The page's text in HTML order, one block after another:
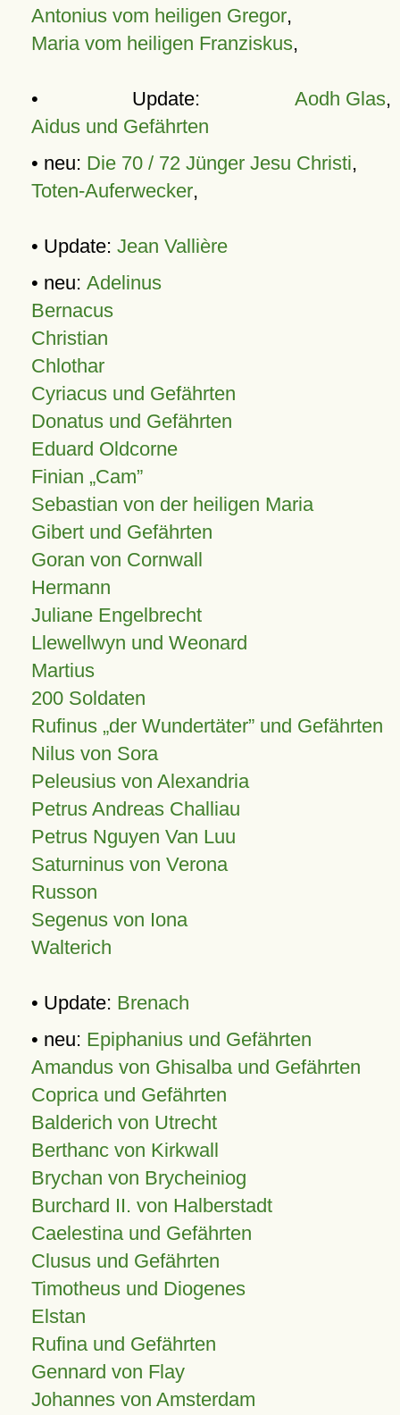
Antonius vom heiligen Gregor,
Maria vom heiligen Franziskus,
• Update: Aodh Glas,
Aidus und Gefährten
• neu: Die 70 / 72 Jünger Jesu Christi,
Toten-Auferwecker,
• Update: Jean Vallière
• neu: Adelinus
Bernacus
Christian
Chlothar
Cyriacus und Gefährten
Donatus und Gefährten
Eduard Oldcorne
Finian Cam
Sebastian von der heiligen Maria
Gibert und Gefährten
Goran von Cornwall
Hermann
Juliane Engelbrecht
Llewellwyn und Weonard
Martius
200 Soldaten
Rufinus „der Wundertäter” und Gefährten
Nilus von Sora
Peleusius von Alexandria
Petrus Andreas Challiau
Petrus Nguyen Van Luu
Saturninus von Verona
Russon
Segenus von Iona
Walterich
• Update: Brenach
• neu: Epiphanius und Gefährten
Amandus von Ghisalba und Gefährten
Coprica und Gefährten
Balderich von Utrecht
Berthanc von Kirkwall
Brychan von Brycheiniog
Burchard II. von Halberstadt
Caelestina und Gefährten
Clusus und Gefährten
Timotheus und Diogenes
Elstan
Rufina und Gefährten
Gennard von Flay
Johannes von Amsterdam